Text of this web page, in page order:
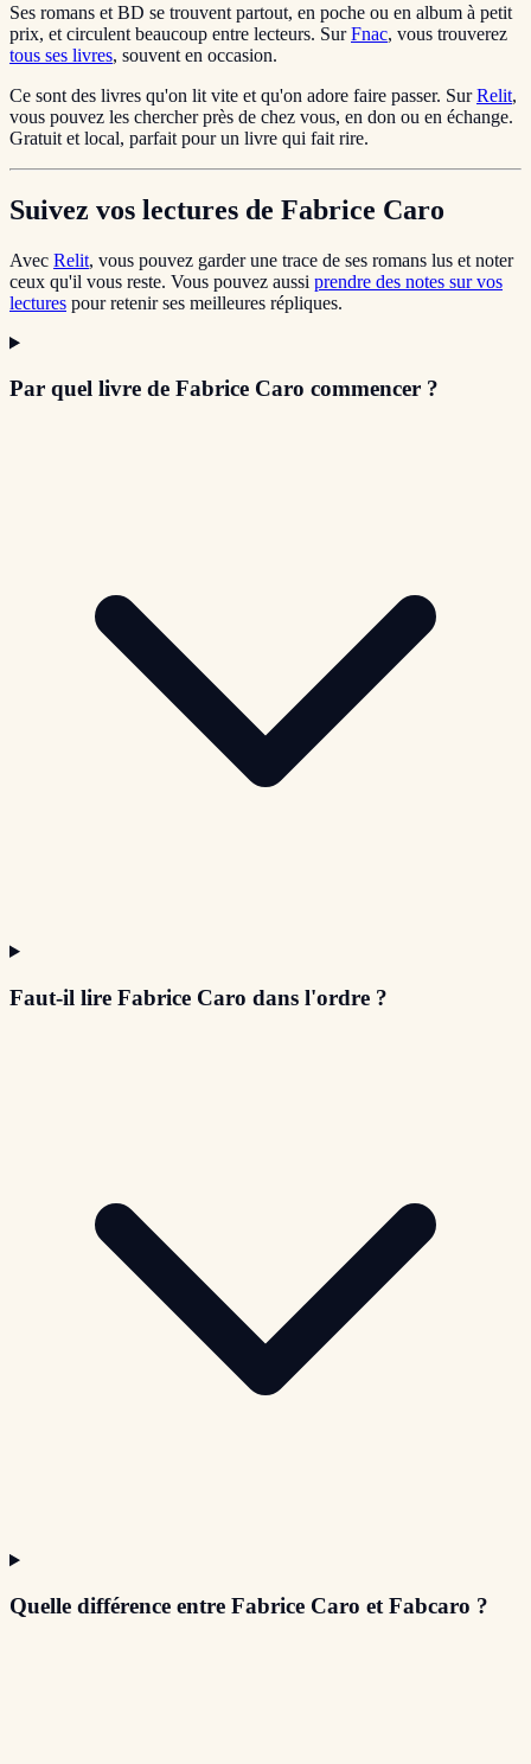
Ses romans et BD se trouvent partout, en poche ou en album à petit
prix, et circulent beaucoup entre lecteurs. SurFnac, vous trouverez
tous ses livres, souvent en occasion.
Ce sont des livres qu'on lit vite et qu'on adore faire passer. SurRelit,
vous pouvez les chercher près de chez vous, en don ou en échange.
Gratuit et local, parfait pour un livre qui fait rire.
Suivez vos lectures de Fabrice Caro
Avec Relit, vous pouvez garder une trace de ses romans lus et noter
ceux qu'il vous reste. Vous pouvez aussi prendre des notes sur vos
lectures pour retenir ses meilleures répliques.
Par quel livre de Fabrice Caro commencer ?
Faut-il lire Fabrice Caro dans l'ordre ?
Quelle différence entre Fabrice Caro et Fabcaro ?